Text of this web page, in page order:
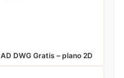
DWG Gratis – plano 2D